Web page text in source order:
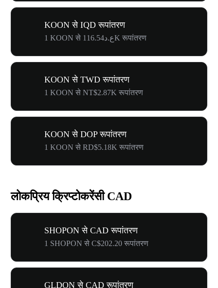
KOON से IQD रूपांतरण
1 KOON से ع.د116.54K रूपांतरण
KOON से TWD रूपांतरण
1 KOON से NT$2.87K रूपांतरण
KOON से DOP रूपांतरण
1 KOON से RD$5.18K रूपांतरण
लोकप्रिय क्रिप्टोकरेंसी CAD
SHOPON से CAD रूपांतरण
1 SHOPON से C$202.20 रूपांतरण
GLDON से CAD रूपांतरण